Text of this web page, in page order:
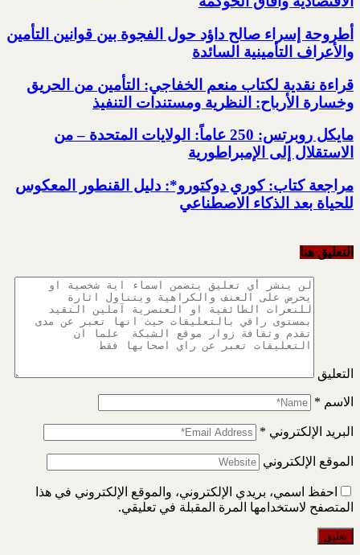
أطروحة إسراء صالح داؤد حول الفجوة بين قوانين ‏التأمين
والأعراف التأمينية السائدة
قراءة نقدية لكتاب منعم الخفاجي:‏ التأمين من الحريق
‏وخسارة الأرباح: النظرية ‏ومستندات التنفيذ
مايكل روبرتس: 250 عاماً: الولايات المتحدة – من
الاستقلال إلى الإمبراطورية
مراجعة كتاب:‏ كوري دوكتورو*:‏ دليل القنطور المعكوس
للحياة بعد ‏الذكاء الاصطناعي
التعليق هنا
التعليق
الاسم *
البريد الإلكتروني *
الموقع الإلكتروني
احفظ اسمي، بريدي الإلكتروني، والموقع الإلكتروني في هذا
المتصفح لاستخدامها المرة المقبلة في تعليقي.